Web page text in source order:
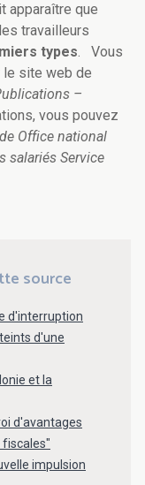
apparaître que
travailleurs
types. Vous
le site web de
–
vous pouvez
Office national
salariés Service
source
d'interruption
d'une
et la
d'avantages
fiscales"
impulsion